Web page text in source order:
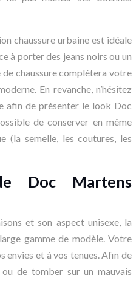
chaussure urbaine est idéale
à porter des jeans noirs ou un
chaussure complétera votre
En revanche, n’hésitez
afin de présenter le look Doc
de conserver en même
(la semelle, les coutures, les
Doc Martens
et son aspect unisexe, la
gamme de modèle. Votre
envies et à vos tenues. Afin de
ou de tomber sur un mauvais